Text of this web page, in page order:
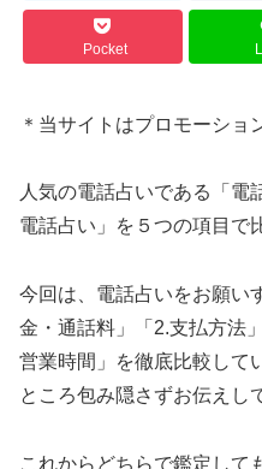
Pocket
＊当サイトはプロモーショ
人気の電話占いである「電
電話占い」を５つの項目で
今回は、電話占いをお願い
金・通話料」「2.支払方法
営業時間」を徹底比較して
ところ包み隠さずお伝えし
これからどちらで鑑定して